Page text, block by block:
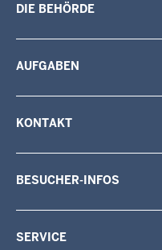
DIE BEHÖRDE
AUFGABEN
KONTAKT
BESUCHER-INFOS
SERVICE